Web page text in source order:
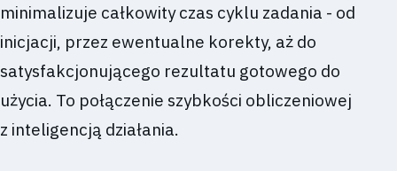
minimalizuje całkowity czas cyklu zadania - od
inicjacji, przez ewentualne korekty, aż do
satysfakcjonującego rezultatu gotowego do
użycia. To połączenie szybkości obliczeniowej
z inteligencją działania.